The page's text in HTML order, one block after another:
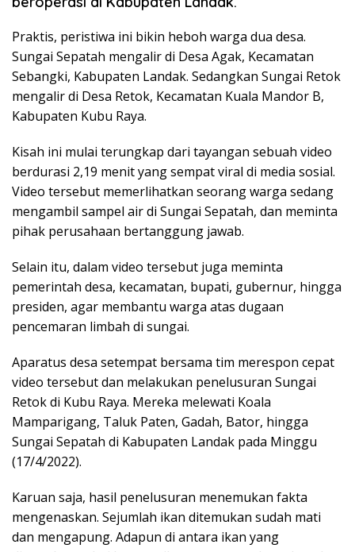
Praktis, peristiwa ini bikin heboh warga dua desa.
Sungai Sepatah mengalir di Desa Agak, Kecamatan
Sebangki, Kabupaten Landak. Sedangkan Sungai Retok
mengalir di Desa Retok, Kecamatan Kuala Mandor B,
Kabupaten Kubu Raya.
Kisah ini mulai terungkap dari tayangan sebuah video
berdurasi 2,19 menit yang sempat viral di media sosial.
Video tersebut memerlihatkan seorang warga sedang
mengambil sampel air di Sungai Sepatah, dan meminta
pihak perusahaan bertanggung jawab.
Selain itu, dalam video tersebut juga meminta
pemerintah desa, kecamatan, bupati, gubernur, hingga
presiden, agar membantu warga atas dugaan
pencemaran limbah di sungai.
Aparatus desa setempat bersama tim merespon cepat
video tersebut dan melakukan penelusuran Sungai
Retok di Kubu Raya. Mereka melewati Koala
Mamparigang, Taluk Paten, Gadah, Bator, hingga
Sungai Sepatah di Kabupaten Landak pada Minggu
(17/4/2022).
Karuan saja, hasil penelusuran menemukan fakta
mengenaskan. Sejumlah ikan ditemukan sudah mati
dan mengapung. Adapun di antara ikan yang